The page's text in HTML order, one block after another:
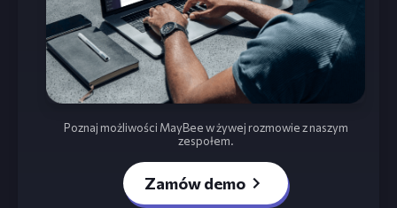
Poznaj możliwości MayBee w żywej rozmowie z naszym
zespołem.
Zamów demo